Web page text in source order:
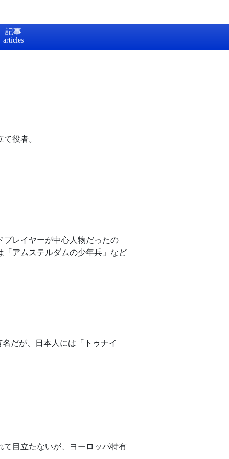
記事
役者。
プレイヤーが中心人物だったの
「アムステルダムの少年兵」など
だが、日本人には「トゥナイ
て目立たないが、ヨーロッパ特有